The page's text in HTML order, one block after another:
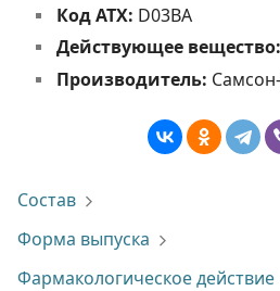
Код АТХ: D03BA
Действующее вещество:
Производитель:
Состав
Форма выпуска
Фармакологическое действие